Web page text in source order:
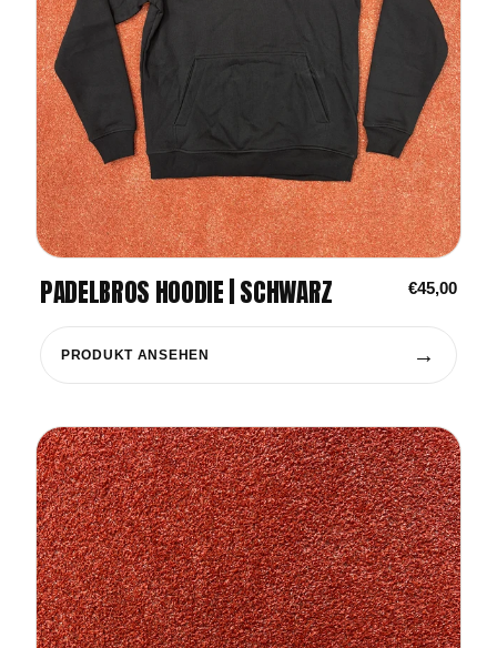
PADELBROS HOODIE | SCHWARZ €45,00
PRODUKT ANSEHEN →